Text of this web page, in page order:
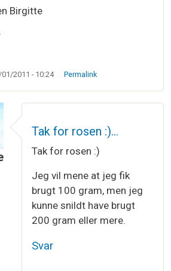
Birgitte
01/2011 - 10:24 Permalink
Jeg er helt vild med båndet…
Tak for rosen :)…
Tak for rosen :)
Jeg vil mene at jeg fik
brugt 100 gram, men jeg
kunne snildt have brugt
200 gram eller mere.
Svar